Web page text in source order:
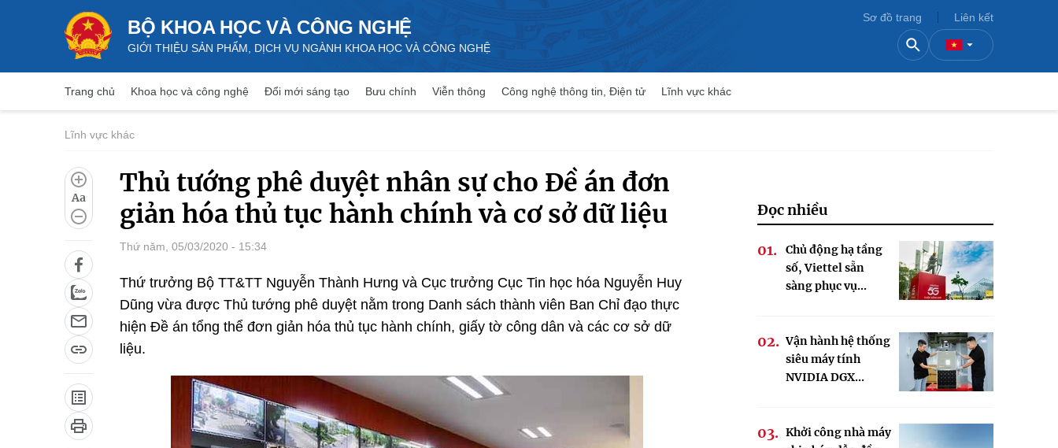
BỘ KHOA HỌC VÀ CÔNG NGHỆ
GIỚI THIỆU SẢN PHẨM, DỊCH VỤ NGÀNH KHOA HỌC VÀ CÔNG NGHỆ
Sơ đồ trang Liên kết
Trang chủ Khoa học và công nghệ Đổi mới sáng tạo Bưu chính Viễn thông Công nghệ thông tin, Điện tử Lĩnh vực khác
Lĩnh vực khác
Aa
Thủ tướng phê duyệt nhân sự cho Đề án đơn
giản hóa thủ tục hành chính và cơ sở dữ liệu
Thứ năm, 05/03/2020 - 15:34
Thứ trưởng Bộ TT&TT Nguyễn Thành Hưng và Cục trưởng Cục Tin học hóa Nguyễn Huy
Dũng vừa được Thủ tướng phê duyệt nằm trong Danh sách thành viên Ban Chỉ đạo thực
hiện Đề án tổng thể đơn giản hóa thủ tục hành chính, giấy tờ công dân và các cơ sở dữ
liệu.
Đọc nhiều
Chủ động hạ tầng
số, Viettel sẵn
sàng phục vụ...
Vận hành hệ thống
siêu máy tính
NVIDIA DGX...
Khởi công nhà máy